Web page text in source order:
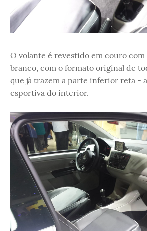
O volante é revestido em couro
branco, com o formato original de
que já trazem a parte inferior reta -
esportiva do interior.